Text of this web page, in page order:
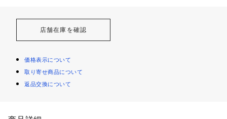
店舗在庫を確認
価格表示について
取り寄せ商品について
返品交換について